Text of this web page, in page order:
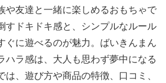
や友達と一緒に楽しめるおもちゃで
すドキドキ感と、シンプルなルール
ぐに遊べるのが魅力。ばいきんまん
ハラ感は、大人も思わず夢中になる
は、遊び方や商品の特徴、口コミ、